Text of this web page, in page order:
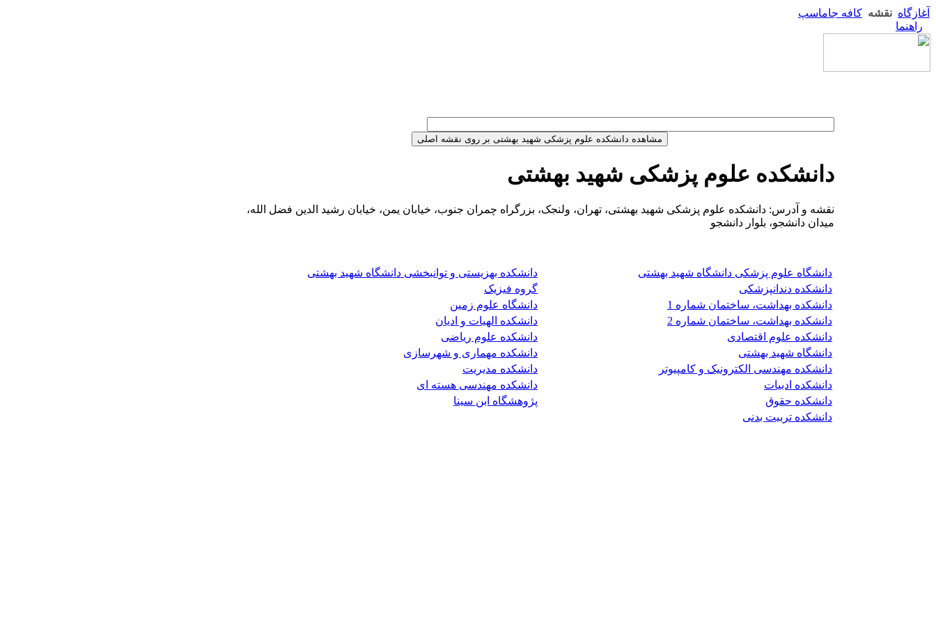
آغازگاه نقشه کافه جاماسپ
راهنما
دانشکده علوم پزشکی شهید بهشتی
نقشه و آدرس: دانشکده علوم پزشکی شهید بهشتی، تهران، ولنجک، بزرگراه چمران جنوب، خیابان یمن، خیابان رشید الدین فضل الله،
میدان دانشجو، بلوار دانشجو
دانشگاه علوم پزشکی دانشگاه شهید بهشتی
دانشکده بهزیستی و توانبخشی دانشگاه شهید بهشتی
دانشکده دندانپزشکی
گروه فیزیک
دانشکده بهداشت، ساختمان شماره 1
دانشگاه علوم زمین
دانشکده بهداشت، ساختمان شماره 2
دانشکده الهیات و ادیان
دانشکده علوم اقتصادی
دانشکده علوم ریاضی
دانشگاه شهید بهشتی
دانشکده مهماری و شهرسازی
دانشکده مهندسی الکترونیک و کامپیوتر
دانشکده مدیریت
دانشکده ادبیات
دانشکده مهندسی هسته ای
دانشکده حقوق
پژوهشگاه ابن سینا
دانشکده تربیت بدنی